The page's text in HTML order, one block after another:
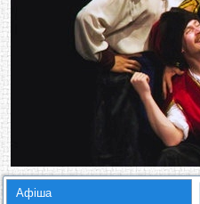
Афіша